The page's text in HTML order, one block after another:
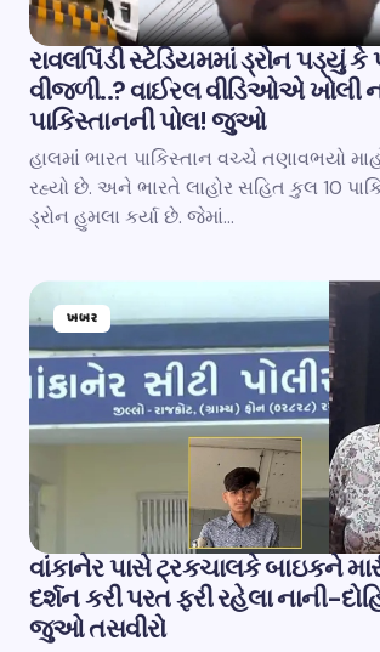
રાવલપિંડી સ્ટેડિયમમાં ડ્રોન પડ્યું
વીજળી..? વાઈરલ વીડિઓએ ખોલી
પાકિસ્તાનની પોલ! જુઓ
હાલમાં ભારત પાકિસ્તાન વચ્ચે તણાવભયો
રહ્યો છે. અને ભારતે લાહોર સહિત કુલ 10
ડ્રોન હુમલા કર્યા છે. જેમાં…
ખબર
વાંકાનેર પાસે ટ્રકચાલકે બાઇકને
દર્શન કરી પરત ફરી રહેલા નાની-
જુઓ તસવીરો